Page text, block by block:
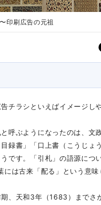
印刷広告の元祖
チラシといえばイメージし
呼ぶようになったのは、文
録書」「口上書（こうじょ
です。「引札」の語源につ
は古来「配る」という意味
、天和3年（1683）までさ